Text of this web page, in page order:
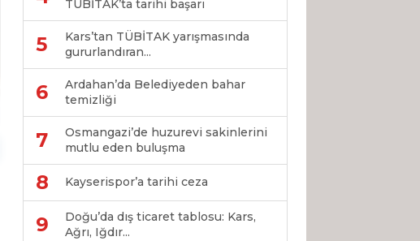
TÜBİTAK’ta tarihi başarı
5
Kars’tan TÜBİTAK yarışmasında
gururlandıran...
6
Ardahan’da Belediyeden bahar
temizliği
7
Osmangazi’de huzurevi sakinlerini
mutlu eden buluşma
8 Kayserispor’a tarihi ceza
9
Doğu’da dış ticaret tablosu: Kars,
Ağrı, Iğdır...